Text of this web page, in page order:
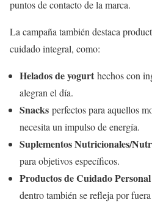
puntos de contacto de la marca.
La campaña también destaca
cuidado integral, como:
Helados de yogurt hechos con
alegran el día.
Snacks perfectos para aquellos
necesita un impulso de energía.
Suplementos Nutricionales/
para objetivos específicos.
Productos de Cuidado Personal
dentro también se refleja por